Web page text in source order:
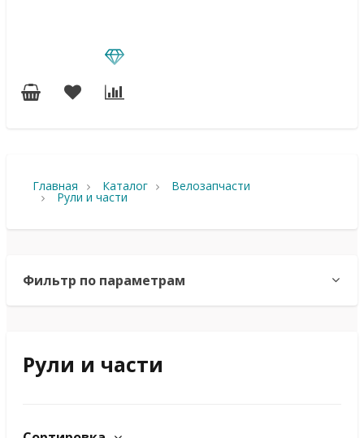
Главная Каталог Велозапчасти
Рули и части
Фильтр по параметрам
Рули и части